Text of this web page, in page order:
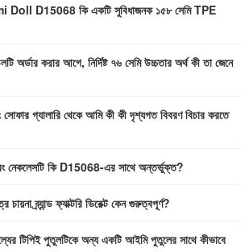
Doll D15068 কি একটি সুবিধাজনক ১৫৮ সেমি TPE
অর্ডার করার আগে, নির্দিষ্ট ৭৬ সেমি উচ্চতার অর্থ কী তা জেনে
সোফার গ্যালারি থেকে আমি কী কী দৃশ্যগত বিবরণ বিচার করতে
নেকলেসটি কি D15068-এর সাথে অন্তর্ভুক্ত?
ব্র্যান্ড ফ্যাক্টরি ডিরেক্ট কেন গুরুত্বপূর্ণ?
টিপিই পুতুলটিকে অন্য একটি আইমি পুতুলের সাথে কীভাবে